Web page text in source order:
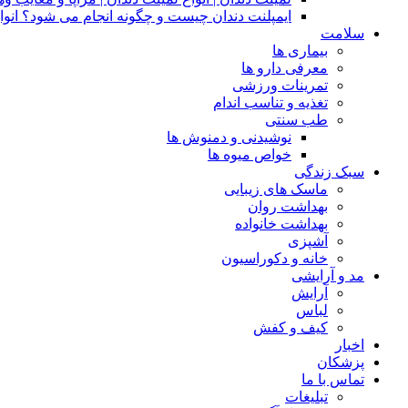
ایمپلنت دندان چیست و چگونه انجام می شود؟
سلامت
بیماری ها
معرفی دارو ها
تمرینات ورزشی
تغذیه و تناسب اندام
طب سنتی
نوشیدنی و دمنوش ها
خواص میوه ها
سبک زندگی
ماسک های زیبایی
بهداشت روان
بهداشت خانواده
آشپزی
خانه و دکوراسیون
مد و آرایشی
آرایش
لباس
کیف و کفش
اخبار
پزشکان
تماس با ما
تبلیغات